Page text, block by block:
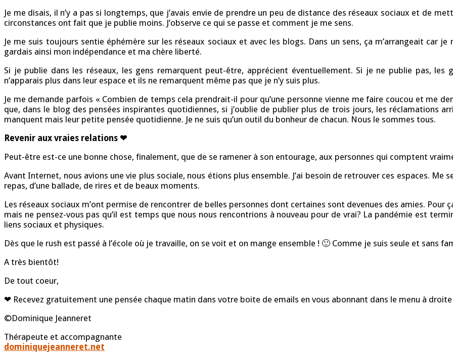
Je me disais, il n’y a pas si longtemps, que j’avais envie de prendre un peu de distance des réseaux sociaux et de
circonstances ont fait que je publie moins. J’observe ce qui se passe et comment je me sens.
Je me suis toujours sentie éphémère sur les réseaux sociaux et avec les blogs. Dans un sens, ça m’arrangeait car je
gardais ainsi mon indépendance et ma chère liberté.
Si je publie dans les réseaux, les gens remarquent peut-être, apprécient éventuellement. Si je ne publie pas, les
n’apparais plus dans leur espace et ils ne remarquent même pas que je n’y suis plus.
Je me demande parfois « Combien de temps cela prendrait-il pour qu’une personne vienne me faire coucou et me
que, dans le blog des pensées inspirantes quotidiennes, si j’oublie de publier plus de trois jours, les réclamations
manquent mais leur petite pensée quotidienne. Je ne suis qu’un outil du bonheur de chacun. Nous le sommes tous.
Revenir aux vraies relations ❤
Peut-être est-ce une bonne chose, finalement, que de se ramener à son entourage, aux personnes qui comptent
Avant Internet, nous avions une vie plus sociale, nous étions plus ensemble. J’ai besoin de retrouver ces espaces. Me
repas, d’une ballade, de rires et de beaux moments.
Les réseaux sociaux m’ont permise de rencontrer de belles personnes dont certaines sont devenues des amies. Pour
mais ne pensez-vous pas qu’il est temps que nous nous rencontrions à nouveau pour de vrai? La pandémie est
liens sociaux et physiques.
Dès que le rush est passé à l’école où je travaille, on se voit et on mange ensemble ! 🙂 Comme je suis seule et sans
A très bientôt!
De tout coeur,
❤ Recevez gratuitement une pensée chaque matin dans votre boite de emails en vous abonnant dans le menu à
©Dominique Jeanneret
Thérapeute et accompagnante
dominiquejeanneret.net